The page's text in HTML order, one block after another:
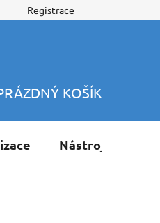
Registrace
KOŠÍK
Nástroje